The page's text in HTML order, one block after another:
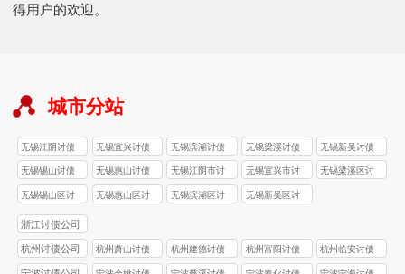
得用户的欢迎。
城市分站
无锡江阴讨债
公司
无锡宜兴讨债
公司
无锡滨湖讨债
公司
无锡梁溪讨债
公司
无锡新吴讨债
公司
无锡锡山讨债
公司
无锡惠山讨债
公司
无锡江阴市讨
债公司
无锡‌宜兴市讨
债公司
无锡梁溪区讨
无锡‌锡山区讨
债公司
无锡惠山区讨
无锡滨湖区讨
无锡新吴区讨
浙江讨债公司
杭州讨债公司
杭州萧山讨债
公司
杭州建德讨债
公司
杭州富阳讨债
公司
杭州临安讨债
公司